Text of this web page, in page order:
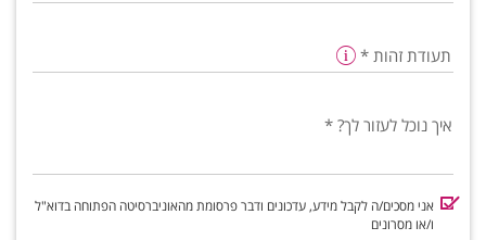
תעודת זהות*
איך נוכל לעזור לך?*
אני מסכים/ה לקבל מידע, עדכונים ודבר פרסומת מהאוניברסיטה הפתוחה בדוא"ל
ו/או מסרונים